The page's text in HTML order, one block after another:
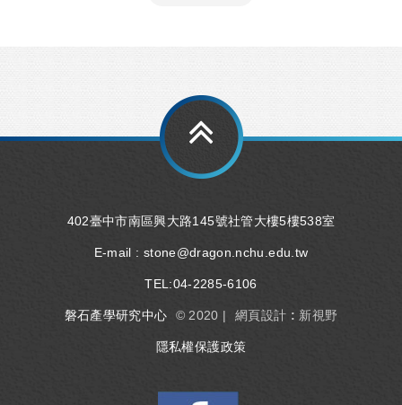
402臺中市南區興大路145號社管大樓5樓538室
E-mail : stone@dragon.nchu.edu.tw
TEL:04-2285-6106
磐石產學研究中心 © 2020 | 網頁設計 : 新視野
隱私權保護政策